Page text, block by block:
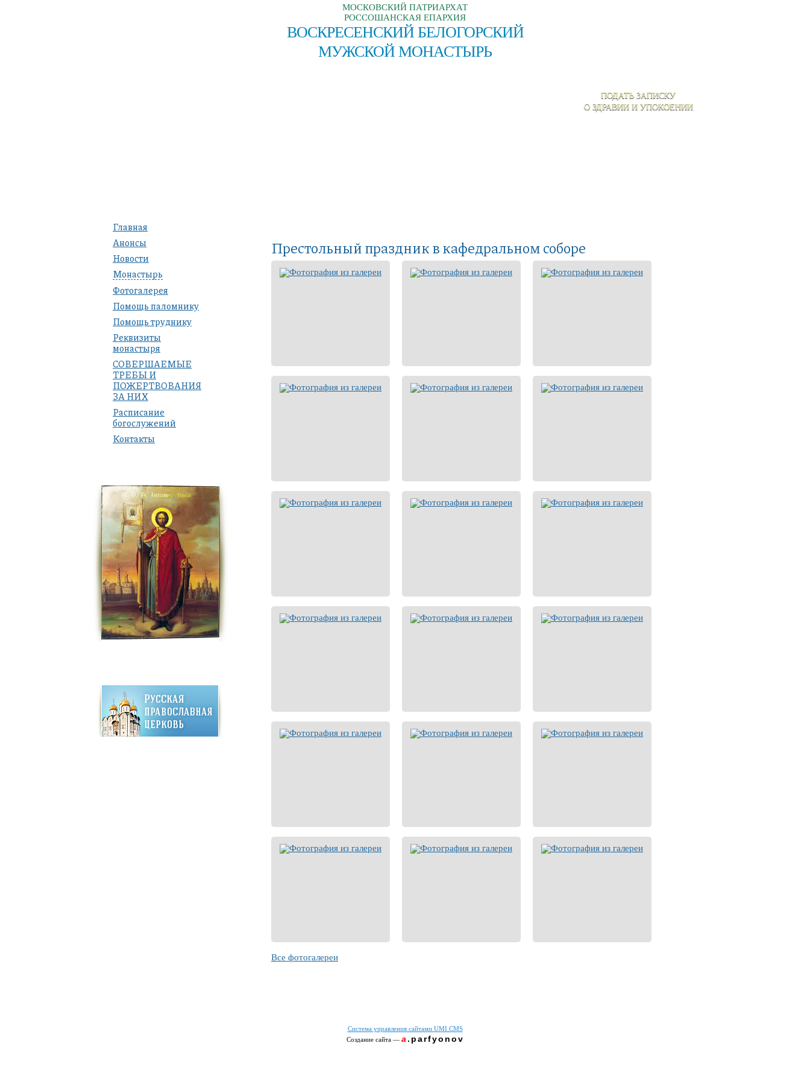
МОСКОВСКИЙ ПАТРИАРХАТ
РОССОШАНСКАЯ ЕПАРХИЯ
ВОСКРЕСЕНСКИЙ БЕЛОГОРСКИЙ
МУЖСКОЙ МОНАСТЫРЬ
ПОДАТЬ ЗАПИСКУ
О ЗДРАВИИ И УПОКОЕНИИ
Главная
Анонсы
Новости
Монастырь
Фотогалерея
Помощь паломнику
Помощь труднику
Реквизиты
монастыря
СОВЕРШАЕМЫЕ
ТРЕБЫ И
ПОЖЕРТВОВАНИЯ
ЗА НИХ
Расписание
богослужений
Контакты
Престольный праздник в кафедральном соборе
Все фотогалереи
Система управления сайтами UMI.CMS
Создание сайта— a .parfyonov